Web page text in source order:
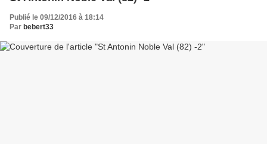
Publié le 09/12/2016 à 18:14
Par bebert33